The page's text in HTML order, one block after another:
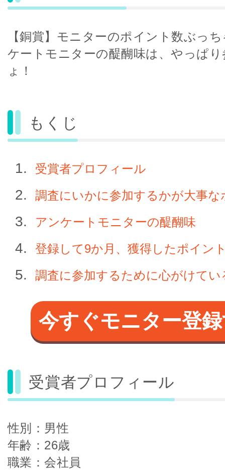
【銅賞】モニターのポイント数ぶっ
ケートモニターの醍醐味は、やっぱ
ょ！
もくじ
受賞者プロフィール
調査にいかに参加するかが大事な
アンケートモニターの醍醐味
登録して9か月、獲得したポイン
調査に参加するために心がけてい
今すぐモニター登
受賞者プロフィール
性別：男性
年齢：26歳
職業：会社員